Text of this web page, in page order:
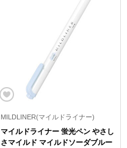
MILDLINER(マイルドライナー)
マイルドライナー 蛍光ペン やさし
さマイルド マイルドソーダブルー